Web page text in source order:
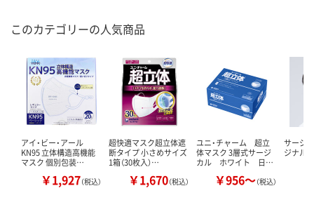
このカテゴリーの人気商品
アイ・ビー・アール
KN95 立体構造高機能
マスク 個別包装…
￥1,927（税込）
超快適マスク超立体遮
断タイプ 小さめサイズ
1箱（30枚入）…
￥1,670（税込）
ユニ・チャーム 超立
体マスク 3層式サージ
カル ホワイト 日…
￥956～（税込）
サージ
ジナル